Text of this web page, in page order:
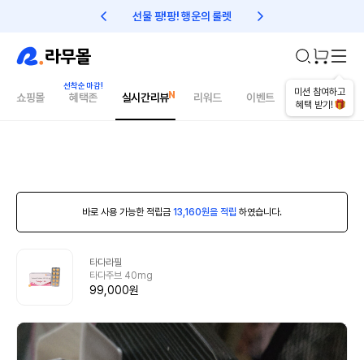
선물 팡!팡! 행운의 룰렛 친구초대 1만원 리워드!
미션 참여하고
혜택 받기!
쇼핑몰 혜택존 실시간리뷰 리워드 이벤트 건강매거진
바로 사용 가능한 적립금 13,160원을 적립 하였습니다.
타다라필
타다주브 40mg
99,000원